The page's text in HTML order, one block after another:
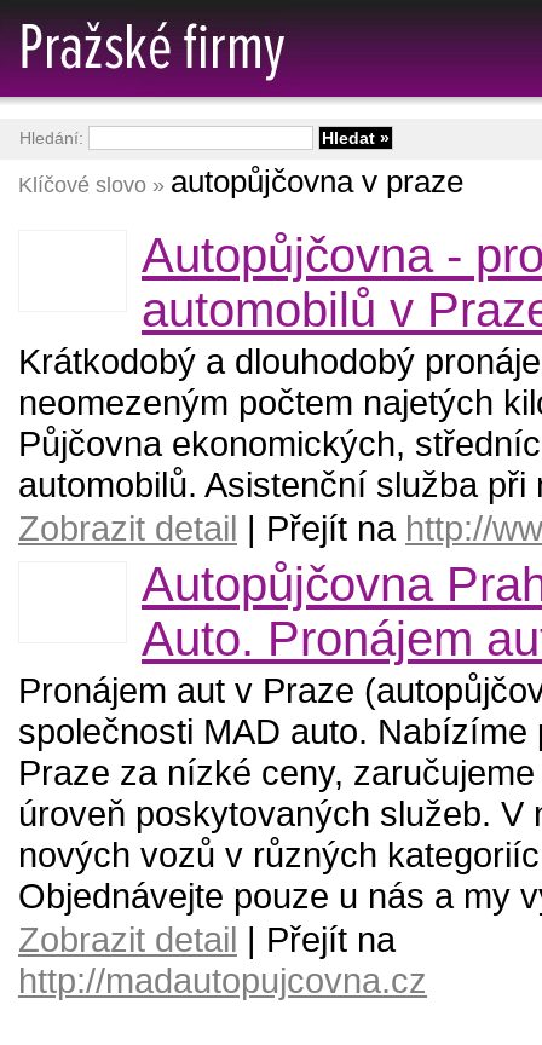
Klíčové slovo » autopůjčovna v praze
Autopůjčovna -
automobilů v
Krátkodobý a dlouhodobý
neomezeným počtem najetých
Půjčovna ekonomických,
automobilů. Asistenční služba při
Zobrazit detail | Přejít na http://
Autopůjčovna
Auto. Pronájem
Pronájem aut v Praze
společnosti MAD auto. Nabízíme
Praze za nízké ceny,
úroveň poskytovaných služeb. V
nových vozů v různých
Objednávejte pouze u nás a my
Zobrazit detail | Přejít na
http://madautopujcovna.cz
Hledání: